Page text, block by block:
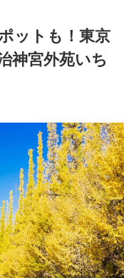
ットも！東京
神宮外苑いち